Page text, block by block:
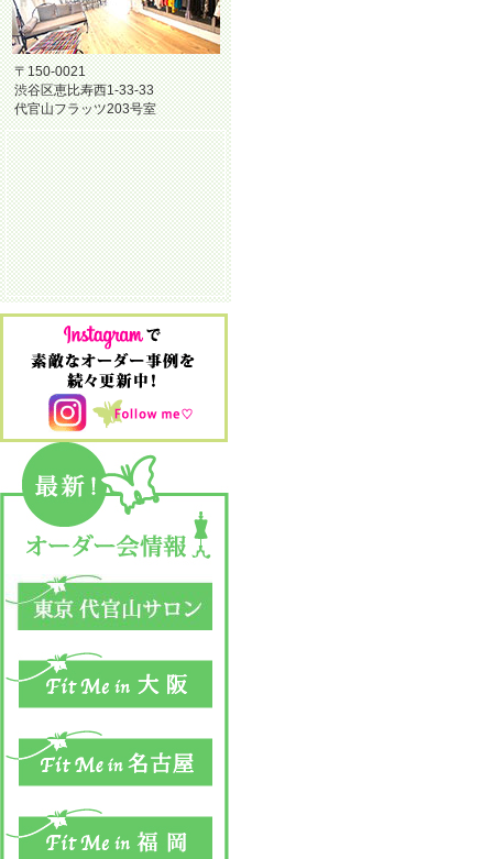
〒150-0021
渋谷区恵比寿西1-33-33
代官山フラッツ203号室